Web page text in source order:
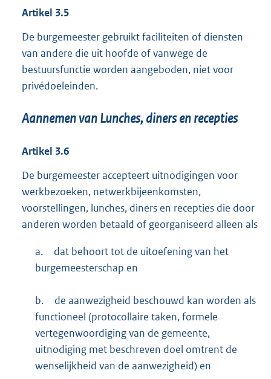
Artikel 3.5
De burgemeester gebruikt faciliteiten of diensten
van andere die uit hoofde of vanwege de
bestuursfunctie worden aangeboden, niet voor
privédoeleinden.
Aannemen van Lunches, diners en recepties
Artikel 3.6
De burgemeester accepteert uitnodigingen voor
werkbezoeken, netwerkbijeenkomsten,
voorstellingen, lunches, diners en recepties die door
anderen worden betaald of georganiseerd alleen als
a.
dat behoort tot de uitoefening van het
burgemeesterschap en
b.
de aanwezigheid beschouwd kan worden als
functioneel (protocollaire taken, formele
vertegenwoordiging van de gemeente,
uitnodiging met beschreven doel omtrent de
wenselijkheid van de aanwezigheid) en